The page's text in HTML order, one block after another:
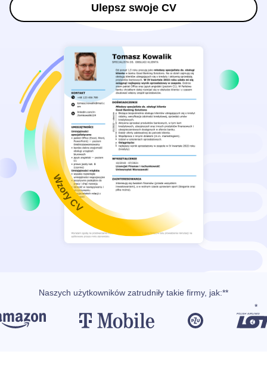
Ulepsz swoje CV
Wzory CV
Naszych użytkowników zatrudniły takie firmy, jak:**